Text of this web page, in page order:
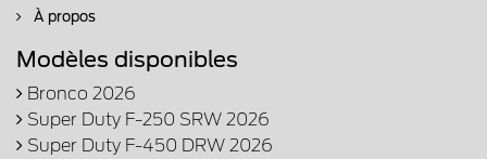
À propos
Modèles disponibles
Bronco 2026
Super Duty F-250 SRW 2026
Super Duty F-450 DRW 2026